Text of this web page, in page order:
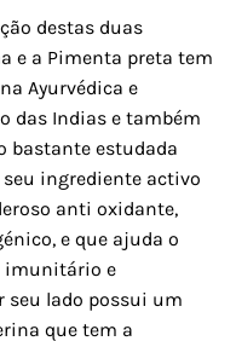
destas duas
e a Pimenta preta tem
Ayurvédica e
das Indias e também
bastante estudada
ingrediente activo
anti oxidante,
e que ajuda o
imunitário e
seu lado possui um
que tem a